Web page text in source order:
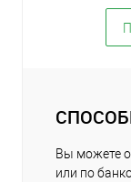
Вы можете
или по